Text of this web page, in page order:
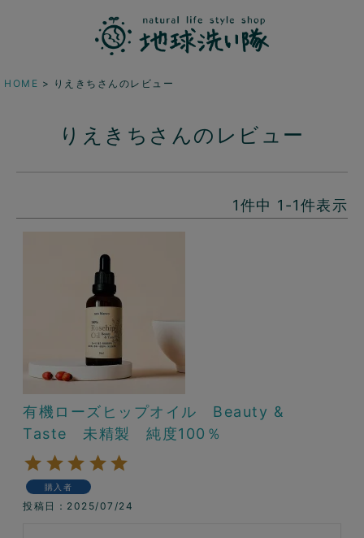
HOME りえきちさんのレビュー
りえきちさんのレビュー
1件中 1 -1件表示
有機ローズヒップオイル Beauty &
Taste 未精製 純度100％
購入者
投稿日 2025/07/24